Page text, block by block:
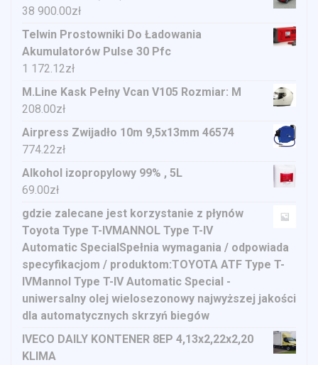
38 900.00zł
Telwin Prostowniki Do Ładowania
Akumulatorów Pulse 30 Pfc
1 172.12zł
M.Line Kask Pełny Vcan V105 Rozmiar: M
208.00zł
Airpress Zwijadło 10m 9,5x13mm 46574
774.22zł
Alkohol izopropylowy 99% , 5L
69.00zł
gdzie zalecane jest korzystanie z płynów
Toyota Type T-IVMANNOL Type T-IV
Automatic SpecialSpełnia wymagania / odpowiada
specyfikacjom / produktom:TOYOTA ATF Type T-
IVMannol Type T-IV Automatic Special -
uniwersalny olej wielosezonowy najwyższej jakości
dla automatycznych skrzyń biegów
IVECO DAILY KONTENER 8EP 4,13x2,22x2,20
KLIMA